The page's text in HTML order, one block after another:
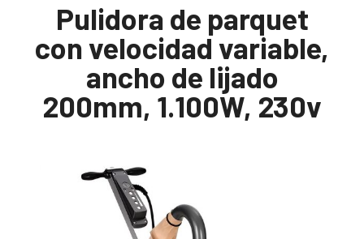
Pulidora de parquet
con velocidad variable,
ancho de lijado
200mm, 1.100W, 230v